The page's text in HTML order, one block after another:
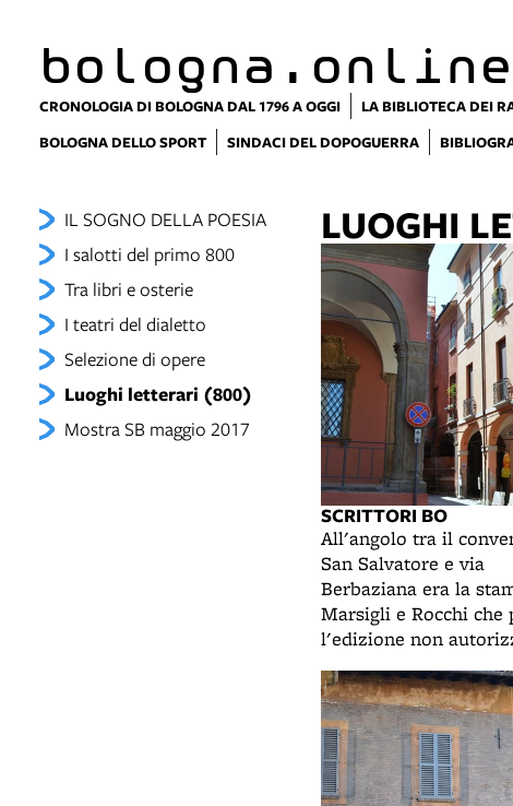
bologna.online
CRONOLOGIA DI BOLOGNA DAL 1796 A OGGI LA BIBLIOTECA DEI
BOLOGNA DELLO SPORT
SINDACI DEL DOPOGUERRA
IL SOGNO DELLA POESIA
I salotti del primo 800
Tra libri e osterie
I teatri del dialetto
Selezione di opere
Luoghi letterari (800)
Mostra SB maggio 2017
LUOGHI
SCRITTORI BO
All'angolo tra il
San Salvatore e via
Berbaziana era la
Marsigli e Rocchi che
l'edizione non